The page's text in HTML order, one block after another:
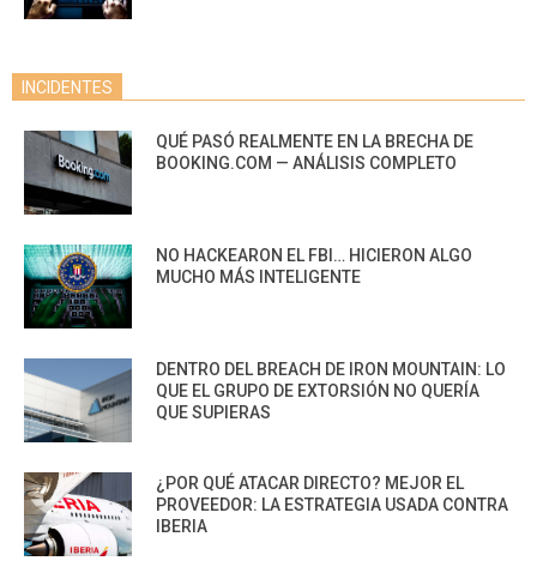
INCIDENTES
QUÉ PASÓ REALMENTE EN LA BRECHA DE
BOOKING.COM — ANÁLISIS COMPLETO
NO HACKEARON EL FBI… HICIERON ALGO
MUCHO MÁS INTELIGENTE
DENTRO DEL BREACH DE IRON MOUNTAIN: LO
QUE EL GRUPO DE EXTORSIÓN NO QUERÍA
QUE SUPIERAS
¿POR QUÉ ATACAR DIRECTO? MEJOR EL
PROVEEDOR: LA ESTRATEGIA USADA CONTRA
IBERIA